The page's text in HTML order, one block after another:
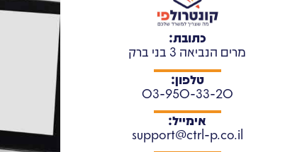
כתובת:
מרים הנביאה 3 בני ברק
טלפון:
03-950-33-20
אימייל:
support@ctrl-p.co.il